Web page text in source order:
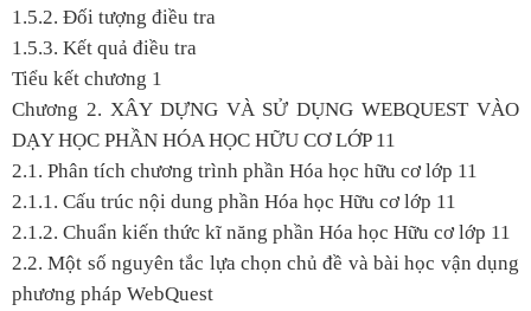
1.5.2. Đối tượng điều tra
1.5.3. Kết quả điều tra
Tiểu kết chương 1
Chương 2. XÂY DỰNG VÀ SỬ DỤNG WEBQUEST VÀO
DẠY HỌC PHẦN HÓA HỌC HỮU CƠ LỚP 11
2.1. Phân tích chương trình phần Hóa học hữu cơ lớp 11
2.1.1. Cấu trúc nội dung phần Hóa học Hữu cơ lớp 11
2.1.2. Chuẩn kiến thức kĩ năng phần Hóa học Hữu cơ lớp 11
2.2. Một số nguyên tắc lựa chọn chủ đề và bài học vận dụng
phương pháp WebQuest